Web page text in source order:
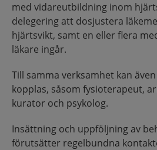
med vidareutbildning inom
delegering att dosjustera
hjärtsvikt, samt en eller flera
läkare ingår.
Till samma verksamhet kan
kopplas, såsom fysioterapeut,
kurator och psykolog.
Insättning och uppföljning av
förutsätter regelbundna